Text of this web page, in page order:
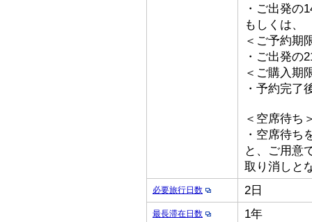
・ご出発の
もしくは、
＜ご予約期
・ご出発の
＜ご購入期
・予約完了
＜空席待ち
・空席待ち
と、ご用意
取り消しと
必要旅行日数 2日
最長滞在日数 1年